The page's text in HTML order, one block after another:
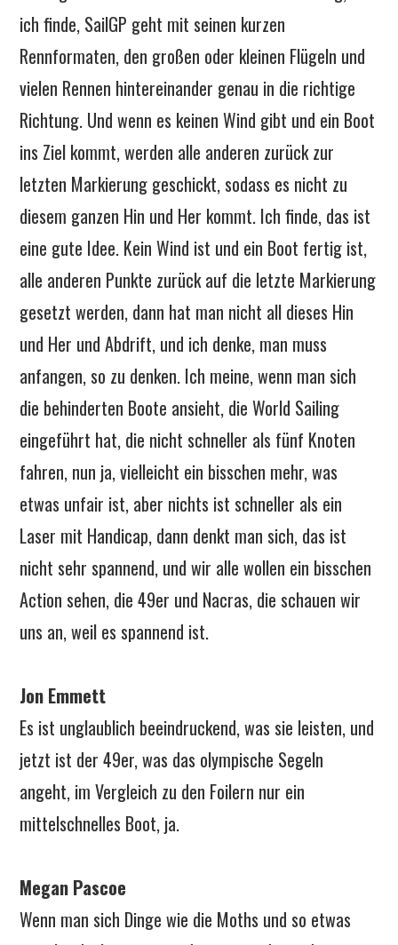
ich finde, SailGP geht mit seinen kurzen
Rennformaten, den großen oder kleinen Flügeln und
vielen Rennen hintereinander genau in die richtige
Richtung. Und wenn es keinen Wind gibt und ein Boot
ins Ziel kommt, werden alle anderen zurück zur
letzten Markierung geschickt, sodass es nicht zu
diesem ganzen Hin und Her kommt. Ich finde, das ist
eine gute Idee. Kein Wind ist und ein Boot fertig ist,
alle anderen Punkte zurück auf die letzte Markierung
gesetzt werden, dann hat man nicht all dieses Hin
und Her und Abdrift, und ich denke, man muss
anfangen, so zu denken. Ich meine, wenn man sich
die behinderten Boote ansieht, die World Sailing
eingeführt hat, die nicht schneller als fünf Knoten
fahren, nun ja, vielleicht ein bisschen mehr, was
etwas unfair ist, aber nichts ist schneller als ein
Laser mit Handicap, dann denkt man sich, das ist
nicht sehr spannend, und wir alle wollen ein bisschen
Action sehen, die 49er und Nacras, die schauen wir
uns an, weil es spannend ist.
Jon Emmett
Es ist unglaublich beeindruckend, was sie leisten, und
jetzt ist der 49er, was das olympische Segeln
angeht, im Vergleich zu den Foilern nur ein
mittelschnelles Boot, ja.
Megan Pascoe
Wenn man sich Dinge wie die Moths und so etwas